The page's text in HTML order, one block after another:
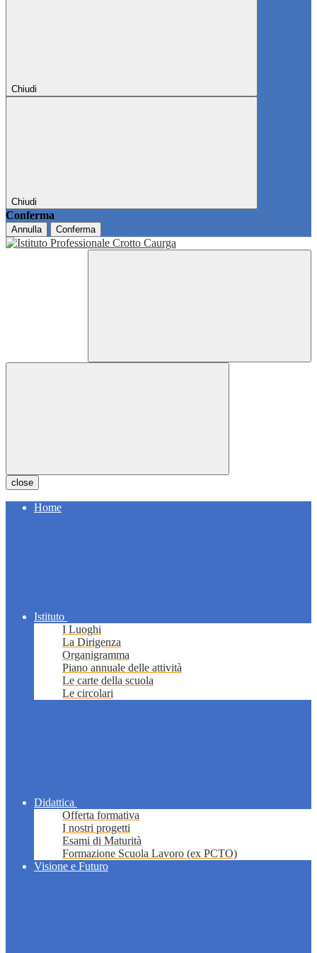
Chiudi
Chiudi
Conferma
Annulla Conferma
close
Home
Istituto
I Luoghi
La Dirigenza
Organigramma
Piano annuale delle attività
Le carte della scuola
Le circolari
Didattica
Offerta formativa
I nostri progetti
Esami di Maturità
Formazione Scuola Lavoro (ex PCTO)
Visione e Futuro